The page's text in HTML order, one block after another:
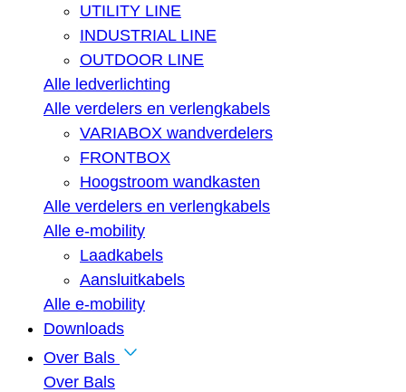
UTILITY LINE
INDUSTRIAL LINE
OUTDOOR LINE
Alle ledverlichting
Alle verdelers en verlengkabels
VARIABOX wandverdelers
FRONTBOX
Hoogstroom wandkasten
Alle verdelers en verlengkabels
Alle e-mobility
Laadkabels
Aansluitkabels
Alle e-mobility
Downloads
Over Bals
Over Bals